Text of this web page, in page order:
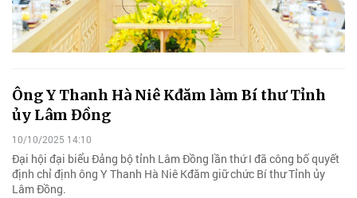
Ông Y Thanh Hà Niê Kđăm làm Bí thư Tỉnh
ủy Lâm Đồng
10/10/2025 14:10
Đại hội đại biểu Đảng bộ tỉnh Lâm Đồng lần thứ I đã công bố quyết
định chỉ định ông Y Thanh Hà Niê Kđăm giữ chức Bí thư Tỉnh ủy
Lâm Đồng.